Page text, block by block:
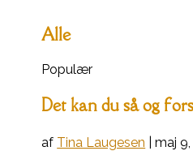
Alle
Populær
Det kan du så og
af Tina Laugesen |maj